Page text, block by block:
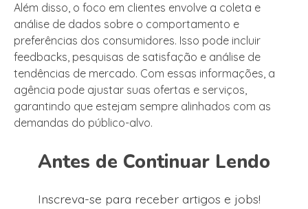
Além disso, o foco em clientes envolve a coleta e
análise de dados sobre o comportamento e
preferências dos consumidores. Isso pode incluir
feedbacks, pesquisas de satisfação e análise de
tendências de mercado. Com essas informações, a
agência pode ajustar suas ofertas e serviços,
garantindo que estejam sempre alinhados com as
demandas do público-alvo.
Antes de Continuar Lendo
Inscreva-se para receber artigos e jobs!